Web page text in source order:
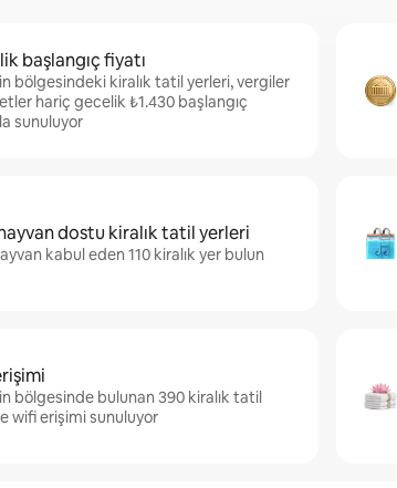
başlangıç fiyatı
bölgesindeki kiralık tatil yerleri, vergiler
hariç gecelik ₺1.430 başlangıç
sunuluyor
dostu kiralık tatil yerleri
kabul eden 110 kiralık yer bulun
bölgesinde bulunan 390 kiralık tatil
wifi erişimi sunuluyor